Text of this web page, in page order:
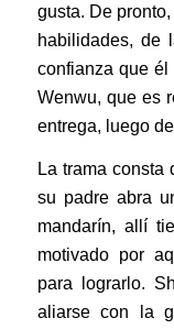
gusta. De
habilidades, de
confianza que él
Wenwu, que es
entrega, luego
La trama consta
su padre abra
mandarín, allí
motivado por
para lograrlo.
aliarse con la